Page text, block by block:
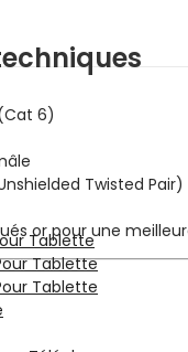
Tablette
Tablette
Tablette
6)
Twisted Pair)
or pour une